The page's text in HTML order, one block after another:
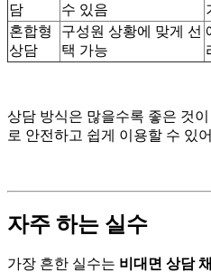
담
수 있음
혼합형
상담
구성원 상황에 맞게 선
택 가능
상담 방식은 많을수록 좋은 것
로 안전하고 쉽게 이용할 수 있
자주 하는 실수
가장 흔한 실수는 비대면 상담